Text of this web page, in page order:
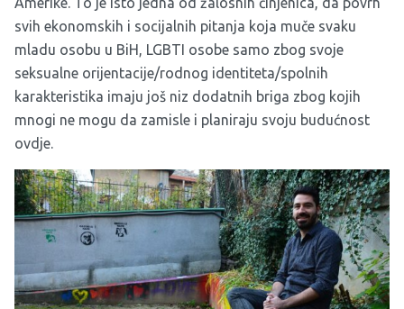
svih ekonomskih i socijalnih pitanja koja muče svaku
mladu osobu u BiH, LGBTI osobe samo zbog svoje
seksualne orijentacije/rodnog identiteta/spolnih
karakteristika imaju još niz dodatnih briga zbog kojih
mnogi ne mogu da zamisle i planiraju svoju budućnost
ovdje.